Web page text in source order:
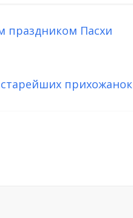
праздником Пасхи
прихожанок